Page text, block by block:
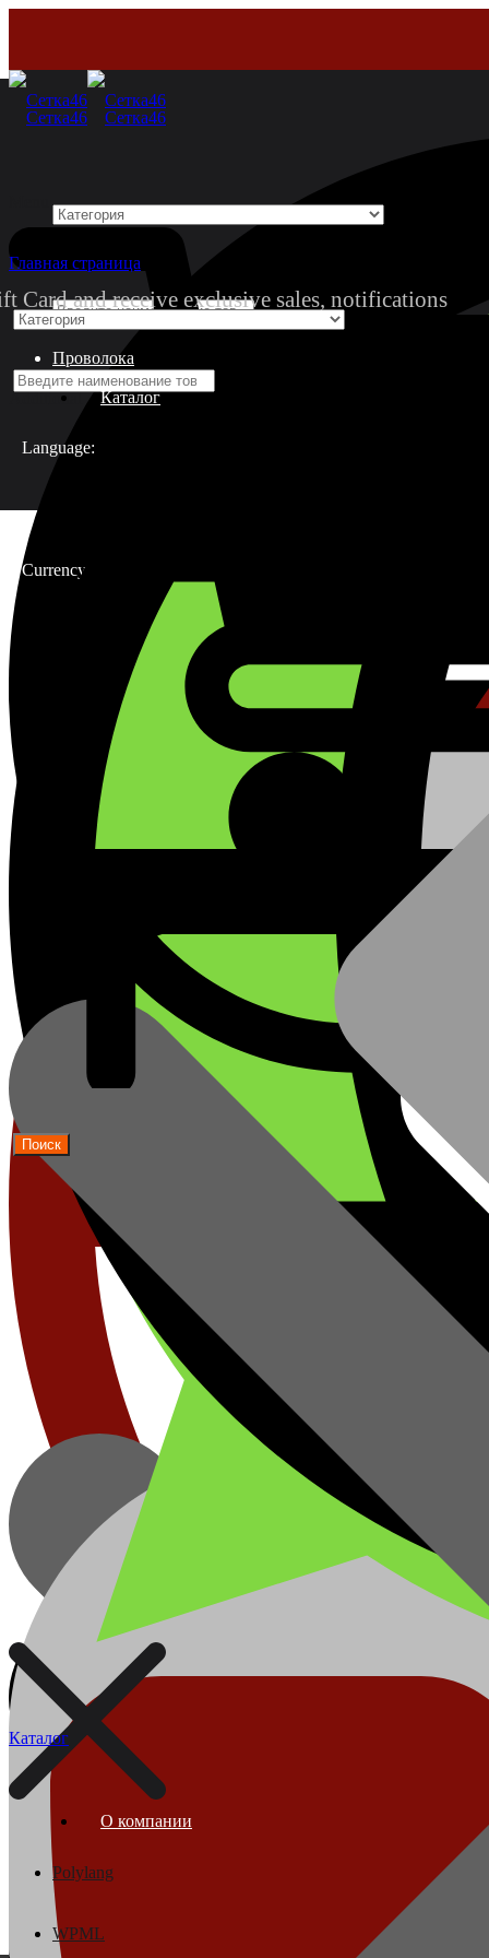
Каталог
О компании
Shop
Проволока
Additional
Language:
Currency:
Polylang
WPML
Каталог
О компании
Card and receive exclusive sales, notifications
Главная страница
Каталог